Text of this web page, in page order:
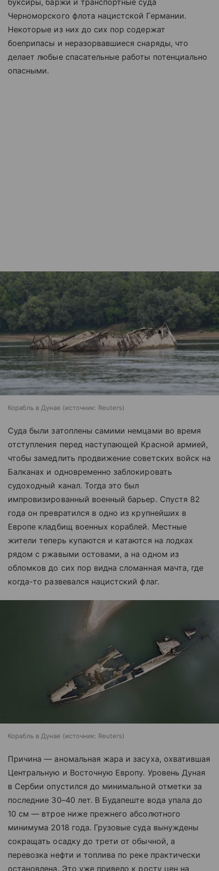
буксиры, баржи и транспортные суда
Черноморского флота нацистской Германии.
Некоторые из них до сих пор содержат
боеприпасы и неразорвавшиеся снаряды, что
делает любые спасательные работы потенциально
опасными.
Корабль в Дунае источник: Reuters
Суда были затоплены самими немцами во время
отступления перед наступающей Красной армией,
чтобы замедлить продвижение советских войск на
Балканах и одновременно заблокировать
судоходный канал. Тогда это был
импровизированный военный барьер. Спустя 82
года он превратился в одно из крупнейших в
Европе кладбищ военных кораблей. Местные
жители теперь купаются и катаются на лодках
рядом с ржавыми остовами, а на одном из
обломков до сих пор видна сломанная мачта, где
когда-то развевался нацистский флаг.
Корабль в Дунае источник: Reuters
Причина — аномальная жара и засуха, охватившая
Центральную и Восточную Европу. Уровень Дуная
в Сербии опустился до минимальной отметки за
последние 30–40 лет. В Будапеште вода упала до
10 см — втрое ниже прежнего абсолютного
минимума 2018 года. Грузовые суда вынуждены
сокращать осадку до трети от обычной, а
перевозка нефти и топлива по реке практически
остановлена. Это уже привело к росту цен на